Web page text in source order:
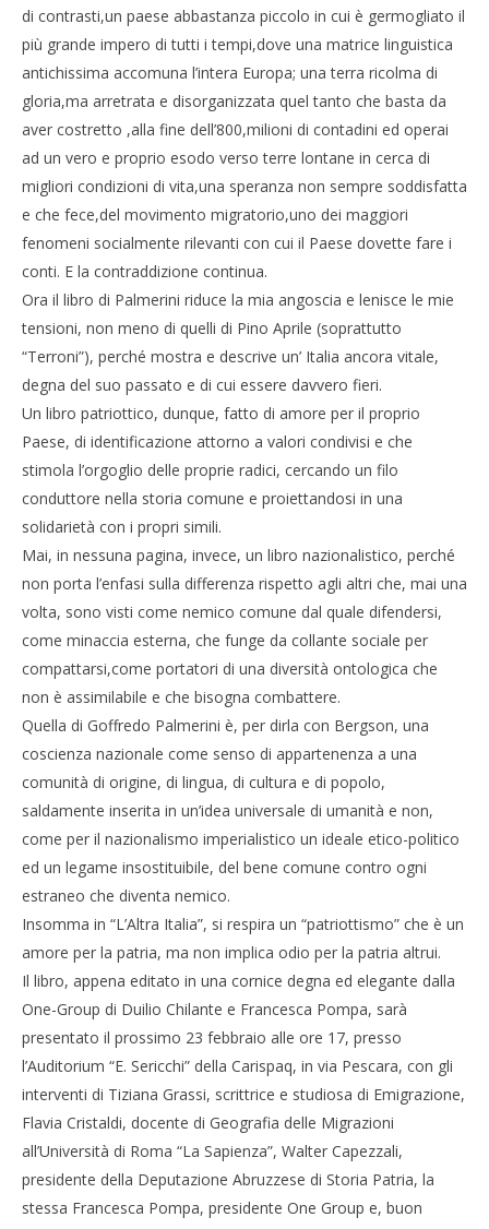
di contrasti,un paese abbastanza piccolo in cui è germogliato il
più grande impero di tutti i tempi,dove una matrice linguistica
antichissima accomuna l’intera Europa; una terra ricolma di
gloria,ma arretrata e disorganizzata quel tanto che basta da
aver costretto ,alla fine dell’800,milioni di contadini ed operai
ad un vero e proprio esodo verso terre lontane in cerca di
migliori condizioni di vita,una speranza non sempre soddisfatta
e che fece,del movimento migratorio,uno dei maggiori
fenomeni socialmente rilevanti con cui il Paese dovette fare i
conti. E la contraddizione continua.
Ora il libro di Palmerini riduce la mia angoscia e lenisce le mie
tensioni, non meno di quelli di Pino Aprile (soprattutto
“Terroni”), perché mostra e descrive un’ Italia ancora vitale,
degna del suo passato e di cui essere davvero fieri.
Un libro patriottico, dunque, fatto di amore per il proprio
Paese, di identificazione attorno a valori condivisi e che
stimola l’orgoglio delle proprie radici, cercando un filo
conduttore nella storia comune e proiettandosi in una
solidarietà con i propri simili.
Mai, in nessuna pagina, invece, un libro nazionalistico, perché
non porta l’enfasi sulla differenza rispetto agli altri che, mai una
volta, sono visti come nemico comune dal quale difendersi,
come minaccia esterna, che funge da collante sociale per
compattarsi,come portatori di una diversità ontologica che
non è assimilabile e che bisogna combattere.
Quella di Goffredo Palmerini è, per dirla con Bergson, una
coscienza nazionale come senso di appartenenza a una
comunità di origine, di lingua, di cultura e di popolo,
saldamente inserita in un’idea universale di umanità e non,
come per il nazionalismo imperialistico un ideale etico-politico
ed un legame insostituibile, del bene comune contro ogni
estraneo che diventa nemico.
Insomma in “L’Altra Italia”, si respira un “patriottismo” che è un
amore per la patria, ma non implica odio per la patria altrui.
Il libro, appena editato in una cornice degna ed elegante dalla
One-Group di Duilio Chilante e Francesca Pompa, sarà
presentato il prossimo 23 febbraio alle ore 17, presso
l’Auditorium “E. Sericchi” della Carispaq, in via Pescara, con gli
interventi di Tiziana Grassi, scrittrice e studiosa di Emigrazione,
Flavia Cristaldi, docente di Geografia delle Migrazioni
all’Università di Roma “La Sapienza”, Walter Capezzali,
presidente della Deputazione Abruzzese di Storia Patria, la
stessa Francesca Pompa, presidente One Group e, buon